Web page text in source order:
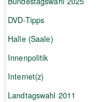
DVD-Tipps
Halle (Saale)
Innenpolitik
Internet(z)
Landtagswahl 2011